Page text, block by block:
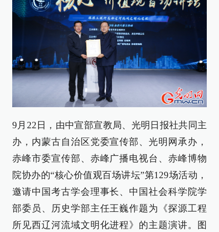
9月22日，由中宣部宣教局、光明日报社共同主
办，内蒙古自治区党委宣传部、光明网承办，
赤峰市委宣传部、赤峰广播电视台、赤峰博物
院协办的“核心价值观百场讲坛”第129场活动，
邀请中国考古学会理事长、中国社会科学院学
部委员、历史学部主任王巍作题为《探源工程
所见西辽河流域文明化进程》的主题演讲。图